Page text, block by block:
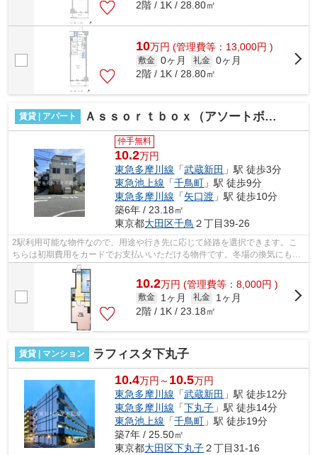
2階 / 1K / 28.80㎡
10万円 (管理費等：13,000円 )
敷金 0ヶ月 礼金 0ヶ月
2階 / 1K / 28.80㎡
賃貸 | アパート Ａｓｓｏｒｔｂｏｘ（アソートボックス）
仲手無料
10.2万円
東急多摩川線 「武蔵新田 」駅 徒歩3分
東急池上線 「千鳥町 」駅 徒歩9分
東急多摩川線 「矢口渡 」駅 徒歩10分
築6年 / 23.18㎡
東京都大田区千鳥 ２丁目39-26
2駅利用可能な物件なので、用途や行き先に応じて経路を選択できます。こ
ちらは初期費用をカードでお支払いいただける物件です。冬場の換気にも適
した、風通しの良い湿気が溜まりにくい...
10.2万円 (管理費等：8,000円 )
敷金 1ヶ月 礼金
1ヶ月
2階 / 1K / 23.18㎡
賃貸 | マンション ラフィスタ下丸子
10.4万円～ 10.5万円
東急多摩川線 「武蔵新田 」駅 徒歩12分
東急多摩川線 「下丸子 」駅 徒歩14分
東急池上線 「千鳥町 」駅 徒歩19分
築7年 / 25.50㎡
東京都大田区下丸子２丁目31-16